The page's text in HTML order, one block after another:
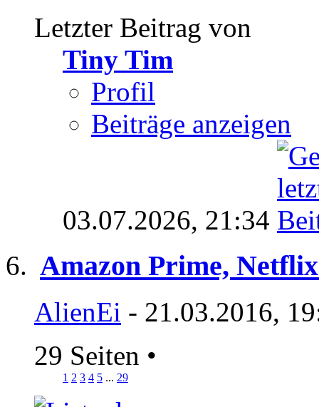
Letzter Beitrag von
Tiny Tim
Profil
Beiträge anzeigen
03.07.2026, 21:34
Amazon Prime,
AlienEi - 21.03.2016,
29 Seiten •
1 2 3 4 5 ... 29